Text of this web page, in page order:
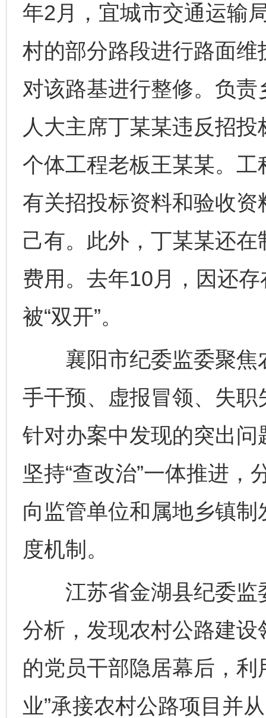
年2月，宜城市交通运输
村的部分路段进行路面
对该路基进行整修。负
人大主席丁某某违反招
个体工程老板王某某。
有关招投标资料和验收
己有。此外，丁某某还
费用。去年10月，因还
被“双开”。
襄阳市纪委监委聚焦
手干预、虚报冒领、失
针对办案中发现的突出
坚持“查改治”一体推进
向监管单位和属地乡镇
度机制。
江苏省金湖县纪委监
分析，发现农村公路建
的党员干部隐居幕后，利
业”承接农村公路项目并